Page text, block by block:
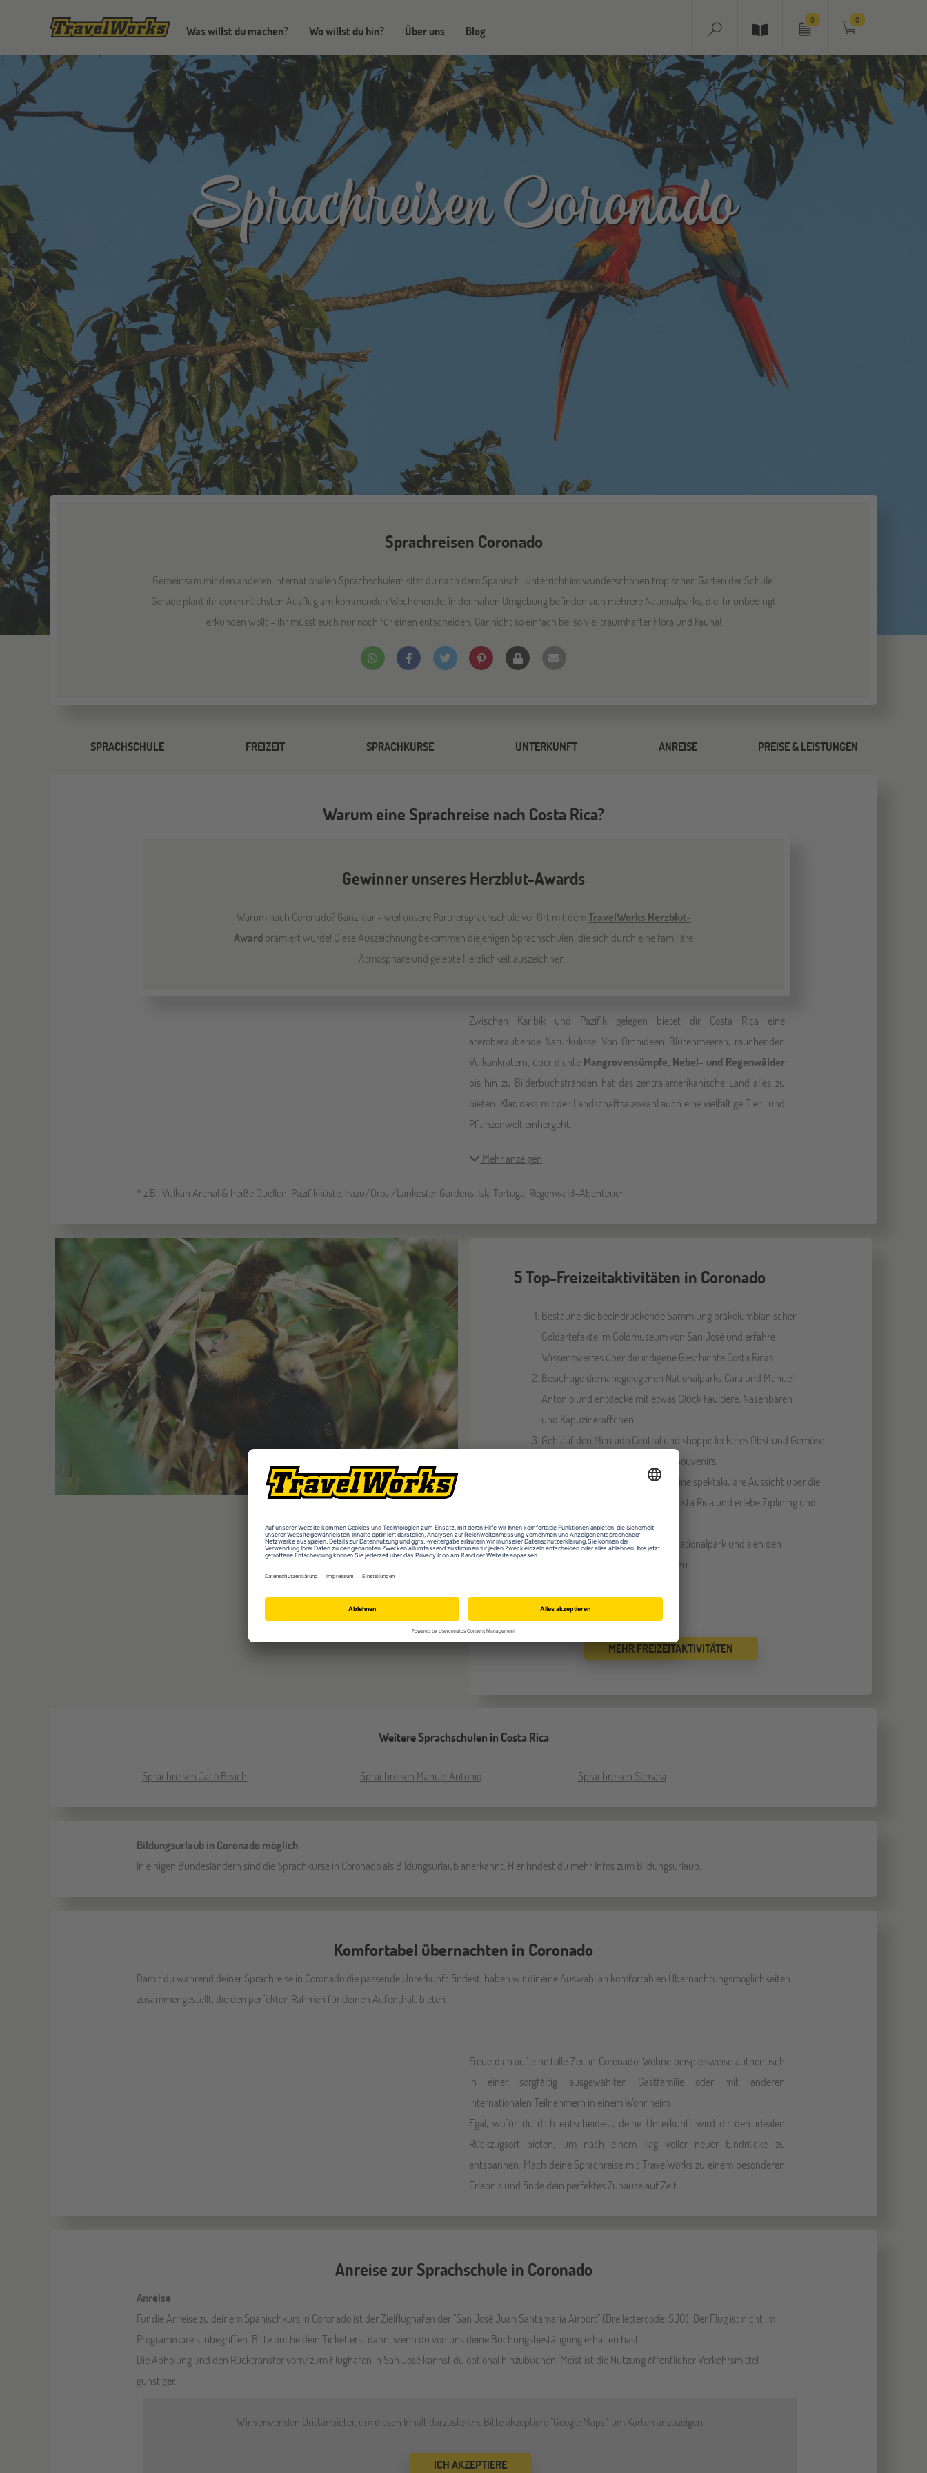
Was willst du machen? Wo willst du hin? Über uns Blog
0 0
Sprachreisen Coronado
Sprachreisen Coronado
Gemeinsam mit den anderen internationalen Sprachschülern sitzt du nach dem Spanisch-Unterricht im wunderschönen tropischen Garten der Schule.
Gerade plant ihr euren nächsten Ausflug am kommenden Wochenende. In der nahen Umgebung befinden sich mehrere Nationalparks, die ihr unbedingt
erkunden wollt - ihr müsst euch nur noch für einen entscheiden. Gar nicht so einfach bei so viel traumhafter Flora und Fauna!
SPRACHSCHULE FREIZEIT SPRACHKURSE UNTERKUNFT ANREISE PREISE & LEISTUNGEN
Warum eine Sprachreise nach Costa Rica?
Gewinner unseres Herzblut-Awards
Warum nach Coronado? Ganz klar - weil unsere Partnersprachschule vor Ort mit demTravelWorks Herzblut-
Award prämiert wurde! Diese Auszeichnung bekommen diejenigen Sprachschulen, die sich durch eine familiäre
Atmosphäre und gelebte Herzlichkeit auszeichnen.
Zwischen Karibik und Pazifik gelegen bietet dir Costa Rica eine
atemberaubende Naturkulisse: Von Orchideen-Blütenmeeren, rauchenden
Vulkankratern, über dichte Mangrovensümpfe, Nebel- und Regenwälder
bis hin zu Bilderbuchstränden hat das zentralamerikanische Land alles zu
bieten. Klar, dass mit der Landschaftsauswahl auch eine vielfältige Tier- und
Pflanzenwelt einhergeht.
Mehr anzeigen
* z.B.: Vulkan Arenal & heiße Quellen, Pazifikküste, Irazu/Orosi/Lankester Gardens, Isla Tortuga, Regenwald-Abenteuer
5 Top-Freizeitaktivitäten in Coronado
Bestaune die beeindruckende Sammlung präkolumbianischer
Goldartefakte im Goldmuseum von San José und erfahre
Wissenswertes über die indigene Geschichte Costa Ricas.
Besichtige die nahegelegenen Nationalparks Cara und Manuel
Antonio und entdecke mit etwas Glück Faultiere, Nasenbären
und Kapuzineräffchen.
Geh auf den Mercado Central und shoppe leckeres Obst und Gemüse
sowie traditionelle Gewürze und Souvenirs.
Genieße auf dem Vulkan Arenal eine spektakuläre Aussicht über die
wunderschöne Landschaft von Costa Rica und erlebe Ziplining und
Wildwasser-Rafting.
Spaziere durch den Tortuguero-Nationalpark und sieh den
Meeresschildkröten beim Brüten zu.
MEHR FREIZEITAKTIVITÄTEN
Weitere Sprachschulen in Costa Rica
Sprachreisen Jacó Beach Sprachreisen Manuel Antonio Sprachreisen Sámara
Bildungsurlaub in Coronado möglich
In einigen Bundesländern sind die Sprachkurse in Coronado als Bildungsurlaub anerkannt. Hier findest du mehrInfos zum Bildungsurlaub.
Komfortabel übernachten in Coronado
Damit du während deiner Sprachreise in Coronado die passende Unterkunft findest, haben wir dir eine Auswahl an komfortablen Übernachtungsmöglichkeiten
zusammengestellt, die den perfekten Rahmen für deinen Aufenthalt bieten.
Freue dich auf eine tolle Zeit in Coronado! Wohne beispielsweise authentisch
in einer sorgfältig ausgewählten Gastfamilie oder mit anderen
internationalen Teilnehmern in einem Wohnheim
Egal, wofür du dich entscheidest, deine Unterkunft wird dir den idealen
Rückzugsort bieten, um nach einem Tag voller neuer Eindrücke zu
entspannen. Mach deine Sprachreise mit TravelWorks zu einem besonderen
Erlebnis und finde dein perfektes Zuhause auf Zeit.
Anreise zur Sprachschule in Coronado
Anreise
Für die Anreise zu deinem Spanischkurs in Coronado ist der Zielflughafen der "San José Juan Santamaria Airport" (Dreilettercode: SJO). Der Flug ist nicht im
Programmpreis inbegriffen. Bitte buche dein Ticket erst dann, wenn du von uns deine Buchungsbestätigung erhalten hast.
Die Abholung und den Rücktransfer vom/zum Flughafen in San José kannst du optional hinzubuchen. Meist ist die Nutzung öffentlicher Verkehrsmittel
günstiger.
Wir verwenden Drittanbieter, um diesen Inhalt darzustellen. Bitte akzeptiere "Google Maps", um Karten anzuzeigen.
ICH AKZEPTIERE